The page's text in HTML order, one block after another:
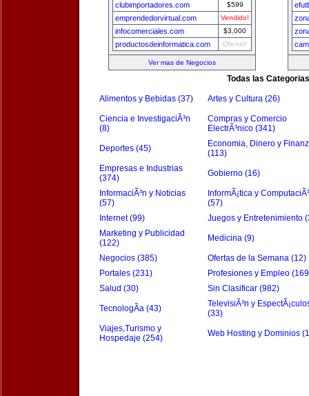
clubimportadores.com $599
emprendedorvirtual.com Vendido!
infocomerciales.com $3,000
productosdeinformatica.com Ofertar!
Ver mas de Negocios
Todas las Categorias
Alimentos y Bebidas (37) Artes y Cultura (26)
Ciencia e InvestigaciÃ³n
(8)
Compras y Comercio
ElectrÃ³nico (341)
Deportes (45)
Economia, Dinero y
(113)
Empresas e Industrias
(374)
Gobierno (16)
InformaciÃ³n y Noticias
(57)
InformÃ¡tica y
(57)
Internet (99)
Juegos y Entretenimiento
Marketing y Publicidad
(122)
Medicina (9)
Negocios (385)
Ofertas de la Semana (12)
Portales (231)
Profesiones y Empleo
Salud (30)
Sin Clasificar (982)
TecnologÃ­a (43)
TelevisiÃ³n y
(33)
Viajes,Turismo y
Hospedaje (254)
Web Hosting y Dominios